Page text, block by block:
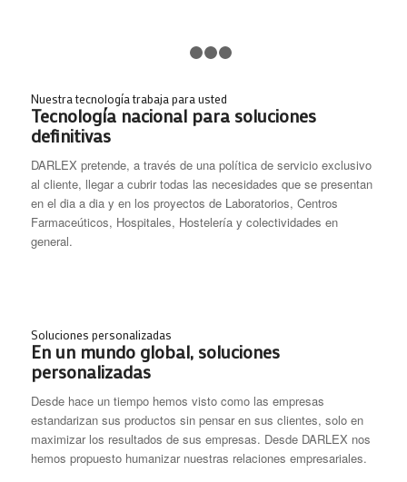
Nuestra tecnología trabaja para usted
Tecnología nacional para soluciones
definitivas
DARLEX pretende, a través de una política de servicio exclusivo
al cliente, llegar a cubrir todas las necesidades que se presentan
en el dia a dia y en los proyectos de Laboratorios, Centros
Farmaceúticos, Hospitales, Hostelería y colectividades en
general.
Soluciones personalizadas
En un mundo global, soluciones
personalizadas
Desde hace un tiempo hemos visto como las empresas
estandarizan sus productos sin pensar en sus clientes, solo en
maximizar los resultados de sus empresas. Desde DARLEX nos
hemos propuesto humanizar nuestras relaciones empresariales.